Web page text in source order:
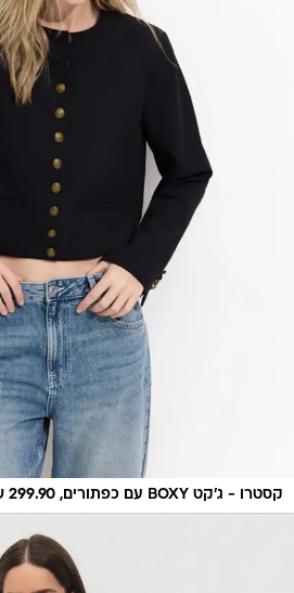
קסטרו - ג’קט BOXY עם כפתורים, 299.90 שקלים